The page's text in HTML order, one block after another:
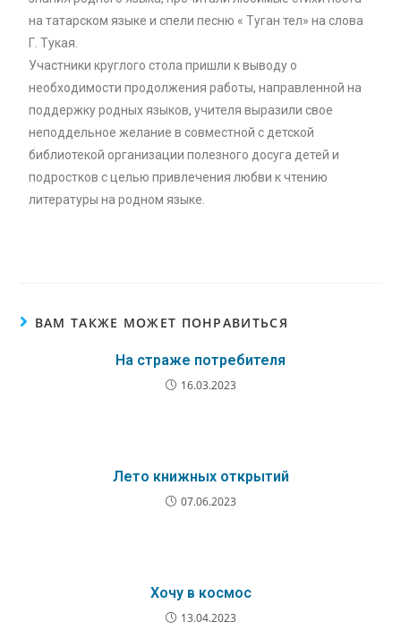
на татарском языке и спели песню « Туган тел» на слова
Г. Тукая.
Участники круглого стола пришли к выводу о
необходимости продолжения работы, направленной на
поддержку родных языков, учителя выразили свое
неподдельное желание в совместной с детской
библиотекой организации полезного досуга детей и
подростков с целью привлечения любви к чтению
литературы на родном языке.
ВАМ ТАКЖЕ МОЖЕТ ПОНРАВИТЬСЯ
На страже потребителя
16.03.2023
Лето книжных открытий
07.06.2023
Хочу в космос
13.04.2023